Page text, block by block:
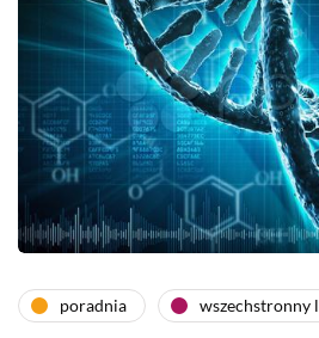
poradnia wszechstronny